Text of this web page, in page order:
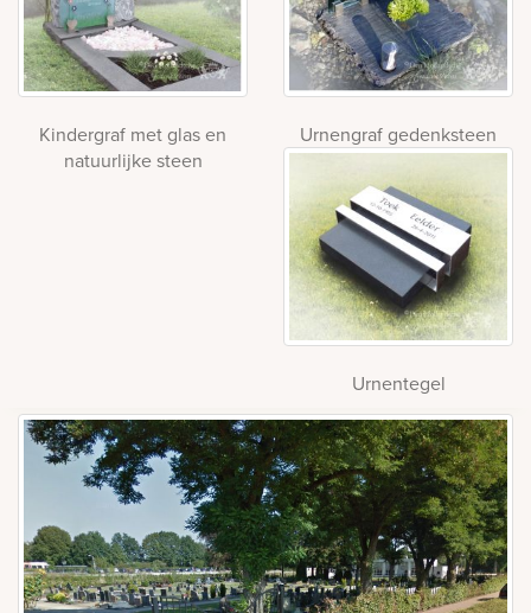
Kindergraf met glas en
natuurlijke steen
Urnengraf gedenksteen
Urnentegel